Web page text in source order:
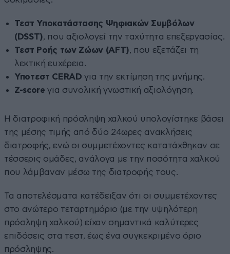
Τεστ Υποκατάστασης Ψηφιακών Συμβόλων
(DSST), που αξιολογεί την ταχύτητα επεξεργασίας.
Τεστ Ροής των Ζώων (AFT), που εξετάζει τη
λεκτική ευχέρεια.
Υποτεστ CERAD για την εκτίμηση της μνήμης.
Z-scoreγια συνολική γνωστική αξιολόγηση.
Η διατροφική πρόσληψη χαλκού υπολογίστηκε βάσει
της μέσης τιμής από δύο 24ωρες ανακλήσεις
διατροφής, ενώ οι συμμετέχοντες κατατάχθηκαν σε
τέσσερις ομάδες, ανάλογα με την ποσότητα χαλκού
που λάμβαναν μέσω της διατροφής τους.
Τα αποτελέσματα κατέδειξαν ότι οι συμμετέχοντες
στο ανώτερο τεταρτημόριο (με την υψηλότερη
πρόσληψη χαλκού) είχαν σημαντικά καλύτερες
επιδόσεις στα τεστ, έως ένα συγκεκριμένο όριο
πρόσληψης.